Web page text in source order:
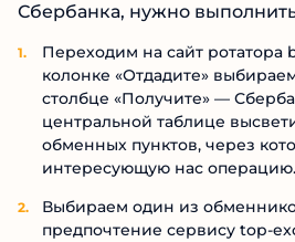
Сбербанка, нужно
Переходим на сайт ротатора
колонке «Отдадите»
столбце «Получите» —
центральной таблице
обменных пунктов, через
интересующую нас операцию.
Выбираем один из
предпочтение сервису top-